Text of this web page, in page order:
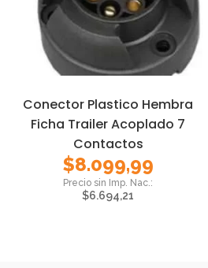
Conector Plastico Hembra
Ficha Trailer Acoplado 7
Contactos
$8.099,99
$6.694,21